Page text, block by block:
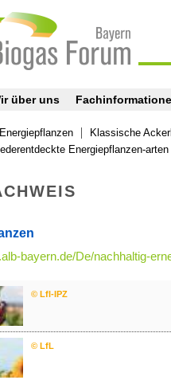
über uns
Klassische
Energiepflanzen-arten
bayern.de/De/nachhaltig-
© Lfl-IPZ
© LfL